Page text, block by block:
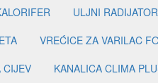
ULJNI RADIJATOR
VREĆICE ZA VARILAC
CIJEV KANALICA CLIMA